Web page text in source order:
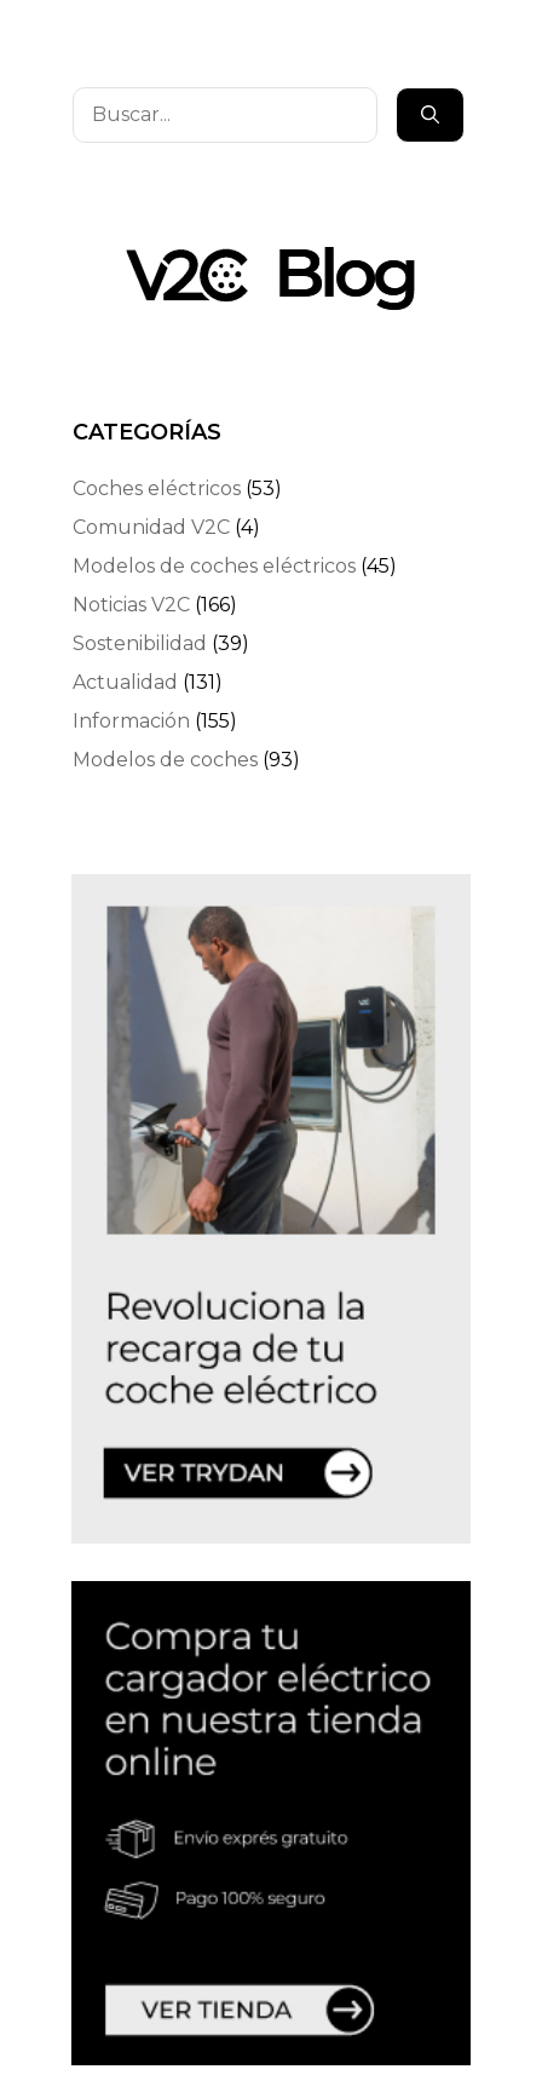
Buscar:
CATEGORÍAS
Coches eléctricos (53)
Comunidad V2C (4)
Modelos de coches eléctricos (45)
Noticias V2C (166)
Sostenibilidad (39)
Actualidad (131)
Información (155)
Modelos de coches (93)